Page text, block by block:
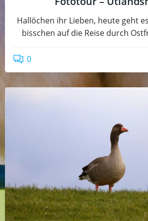
Hallöchen ihr Lieben, heute geht
bisschen auf die Reise durch
0